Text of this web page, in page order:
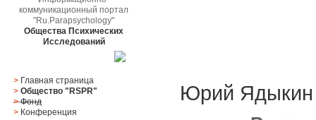
коммуникационный портал
"Ru.Parapsychology"
Общества Психических
Исследований
> Главная страница
> Общество "RSPR"
> Фонд
> Конференция
Юрий Ядыкин